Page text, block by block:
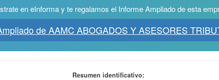
en eInforma y te regalamos el Informe Ampliado de esta
de AAMC ABOGADOS Y ASESORES
Resumen identificativo: